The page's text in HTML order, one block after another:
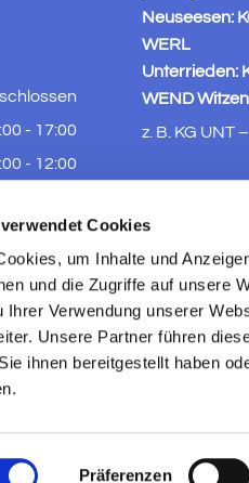
Cookies
um Inhalte und
und die Zugriffe auf unsere
Ihrer Verwendung unserer
Unsere Partner führen
ihnen bereitgestellt haben
Präferenzen
- 17:00
- 12:00
Neuseesen:
WERL
Unterrieden:
WEND
z. B. KG UNT